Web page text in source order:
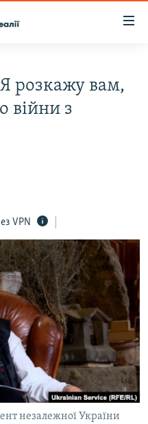
розкажу вам,
війни з
VPN
незалежної України